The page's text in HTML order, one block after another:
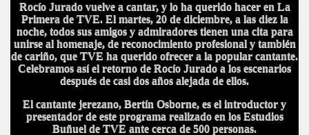
Rocío Jurado vuelve a cantar, y lo ha querido hacer en La
Primera de TVE. El martes, 20 de diciembre, a las diez la
noche, todos sus amigos y admiradores tienen una cita para
unirse al homenaje, de reconocimiento profesional y también
de cariño, que TVE ha querido ofrecer a la popular cantante.
Celebramos así el retorno de Rocío Jurado a los escenarios
después de casi dos años alejada de ellos.
El cantante jerezano, Bertín Osborne, es el introductor y
presentador de este programa realizado en los Estudios
Buñuel de TVE ante cerca de 500 personas.